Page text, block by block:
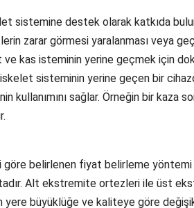
sistemine destek olarak katkıda
zarar görmesi yaralanması veya
ve kas isteminin yerine geçmek için
sisteminin yerine geçen bir
kullanımını sağlar. Örneğin bir kaza
göre belirlenen fiyat belirleme
Alt ekstremite ortezleri ile üst
yere büyüklüğe ve kaliteye göre